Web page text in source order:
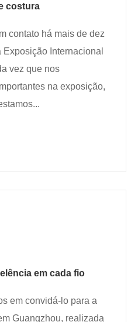
costura
contato há mais de dez
Internacional
vez que nos
na exposição,
em cada fio
em convidá-lo para a
Guangzhou, realizada